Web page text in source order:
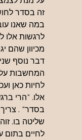
זה בסדר
במה שאנו
לרגשות אלו
מכיוון שהם
דבר נוסף
המחשבות
לחיות כאן
אלו. "הרי
בסדר" .
שליטה בו.
לחיים בתום